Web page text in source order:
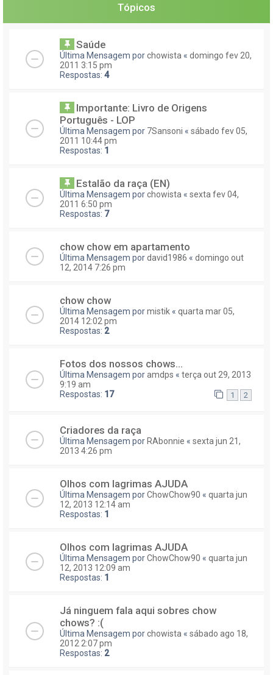
Tópicos
Saúde
Última Mensagem porchowista « domingo fev 20,
2011 3:15 pm
Respostas: 4
Importante: Livro de Origens
Português - LOP
Última Mensagem por 7Sansoni « sábado fev 05,
2011 10:44 pm
Respostas: 1
Estalão da raça (EN)
Última Mensagem porchowista « sexta fev 04,
2011 6:50 pm
Respostas: 7
chow chow em apartamento
Última Mensagem pordavid1986 « domingo out
12, 2014 7:26 pm
chow chow
Última Mensagem pormistik « quarta mar 05,
2014 12:02 pm
Respostas: 2
Fotos dos nossos chows...
Última Mensagem poramdps « terça out 29, 2013
9:19 am
Respostas: 17 1 2
Criadores da raça
Última Mensagem por RAbonnie « sexta jun 21,
2013 4:26 pm
Olhos com lagrimas AJUDA
Última Mensagem porChowChow90 « quarta jun
12, 2013 12:14 am
Respostas: 1
Olhos com lagrimas AJUDA
Última Mensagem porChowChow90 « quarta jun
12, 2013 12:09 am
Respostas: 1
Já ninguem fala aqui sobres chow
chows? :(
Última Mensagem porchowista « sábado ago 18,
2012 2:07 pm
Respostas: 2